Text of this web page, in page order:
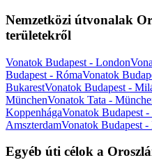
Nemzetközi útvonalak
területekről
Vonatok Budapest - London
Budapest - RómaVonatok
BukarestVonatok Budapest -
MünchenVonatok Tata -
KoppenhágaVonatok Budapest
AmszterdamVonatok Budapest
Egyéb úti célok a